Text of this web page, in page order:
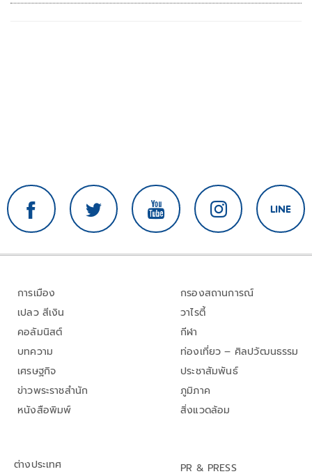
การเมือง
เปลว สีเงิน
คอลัมนิสต์
บทความ
เศรษฐกิจ
ข่าวพระราชสำนัก
หนังสือพิมพ์
กรองสถานการณ์
วาไรตี้
กีฬา
ท่องเที่ยว – ศิลปวัฒนธรรม
ประชาสัมพันธ์
ภูมิภาค
สิ่งแวดล้อม
ต่างประเทศ PR & PRESS